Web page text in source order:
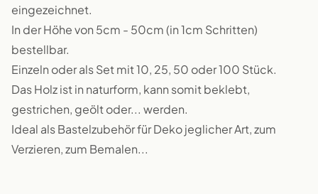
eingezeichnet.
In der Höhe von 5cm - 50cm (in 1cm Schritten)
bestellbar.
Einzeln oder als Set mit 10, 25, 50 oder 100 Stück.
Das Holz ist in naturform, kann somit beklebt,
gestrichen, geölt oder... werden.
Ideal als Bastelzubehör für Deko jeglicher Art, zum
Verzieren, zum Bemalen...